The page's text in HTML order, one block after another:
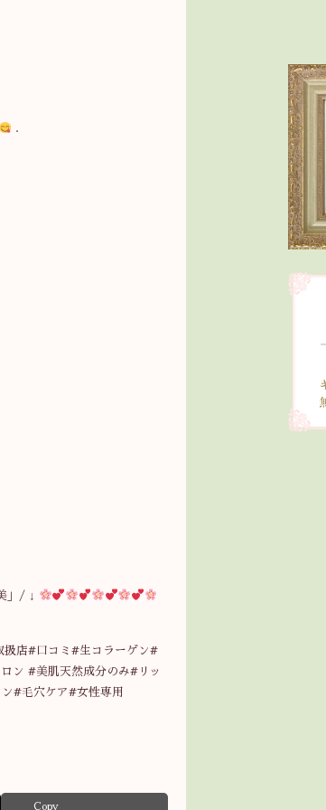
.
」/ ↓
店#口コミ#生コラーゲン#
ン #美肌天然成分のみ#リッ
#毛穴ケア#女性専用
Copy